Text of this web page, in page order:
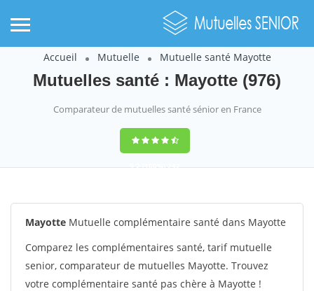
Accueil Mutuelle Mutuelle santé Mayotte
Mutuelles santé : Mayotte (976)
Comparateur de mutuelles santé sénior en France
9,2(100%)242
Mayotte Mutuelle complémentaire santé dans Mayotte
Comparez les complémentaires santé, tarif mutuelle
senior, comparateur de mutuelles Mayotte. Trouvez
votre complémentaire santé pas chère à Mayotte !